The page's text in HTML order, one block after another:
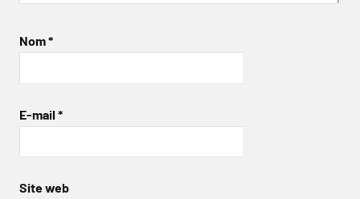
Nom*
E-mail *
Site web